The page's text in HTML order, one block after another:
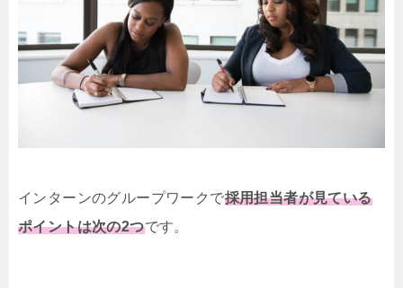
インターンのグループワークで採用担当者が見ている
ポイントは次の2つです。